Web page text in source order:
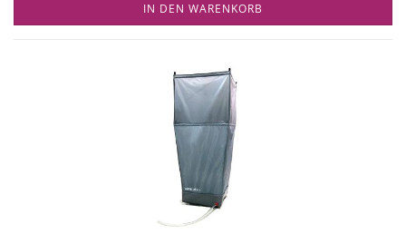
IN DEN WARENKORB